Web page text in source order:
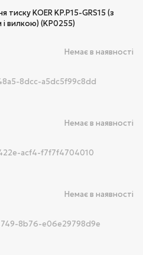
тиску KOER KP.P15-GRS15 (з
і вилкою) (KP0255)
Немає в наявності
8dcc-a5dc5f99c8dd
Немає в наявності
acf4-f7f7f4704010
Немає в наявності
8b76-e06e29798d9e